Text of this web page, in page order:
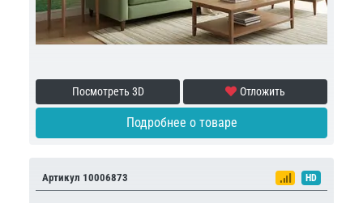
Посмотреть 3D Отложить
Подробнее о товаре
Артикул 10006873 HD